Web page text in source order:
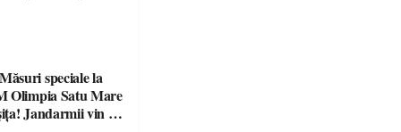
speciale la
Olimpia Satu Mare
Jandarmii vin cu